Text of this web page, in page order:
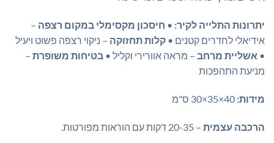
יתרונות התלייה לקיר: • חיסכון מקסימלי במקום רצפה –
אידיאלי לחדרים קטנים • קלות תחזוקה – ניקוי רצפה פשוט ויעיל
• אשליית מרחב – מראה אוורירי וקליל • בטיחות משופרת –
מניעת התהפכות
מידות:
הרכבה עצמית – 20-35 דקות עם הוראות מפורטות.